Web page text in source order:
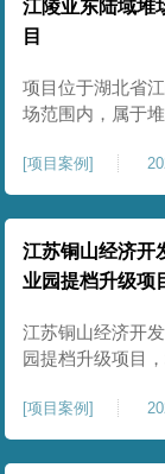
性较差、土体固
基承载力偏低。
房对地基平整度
控
江陵亚东陆域堆
目
项目位于湖北省
场范围内，属于
墙及附属设施建
界围护结构稳定
设标准的前置关
夯处理总面积
陆域堆场B区围墙
原场地土层松散
程度差，地基承
[项目案例]
江苏铜山经济开
业园提档升级项
江苏铜山经济开
园提档升级项目
施。占地面积约
强夯工艺对地基
保处理后地基承
[项目案例]